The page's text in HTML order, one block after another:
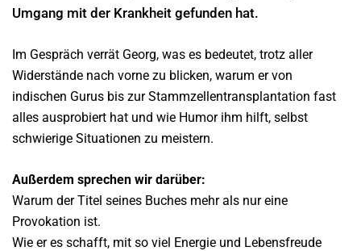
Umgang mit der Krankheit gefunden hat.
Im Gespräch verrät Georg, was es bedeutet, trotz aller
Widerstände nach vorne zu blicken, warum er von
indischen Gurus bis zur Stammzellentransplantation fast
alles ausprobiert hat und wie Humor ihm hilft, selbst
schwierige Situationen zu meistern.
Außerdem sprechen wir darüber:
Warum der Titel seines Buches mehr als nur eine
Provokation ist.
Wie er es schafft, mit so viel Energie und Lebensfreude